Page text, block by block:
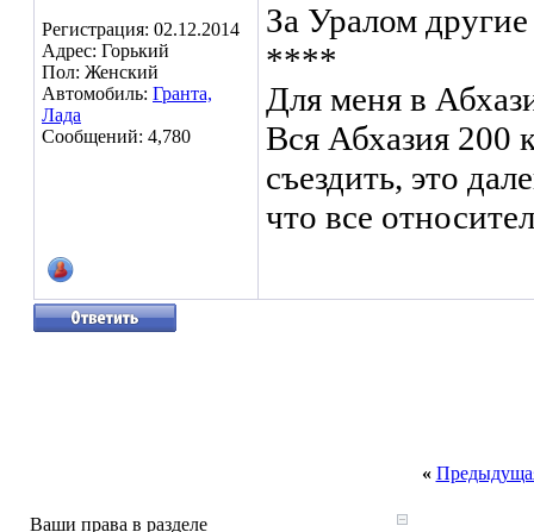
Регистрация: 02.12.2014
Адрес: Горький
Пол: Женский
Автомобиль: Гранта,
Лада
Сообщений: 4,780
За Уралом
****
Для меня в
Вся Абхазия 200
съездить, это
что все
«
Ваши права в разделе